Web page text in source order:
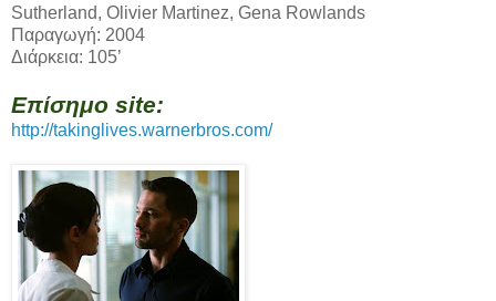
Sutherland, Olivier Martinez, Gena Rowlands
Παραγωγή: 2004
Διάρκεια: 105’
Επίσημο site:
http://takinglives.warnerbros.com/